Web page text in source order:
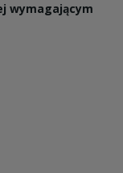
wymagającym